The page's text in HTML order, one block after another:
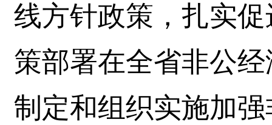
线方针政策，扎实
策部署在全省非公
制定和组织实施加